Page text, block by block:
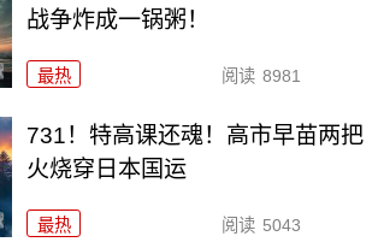
战争炸成一锅粥！
最热 阅读 8981
731！特高课还魂！高市早苗两把
火烧穿日本国运
最热 阅读 5043